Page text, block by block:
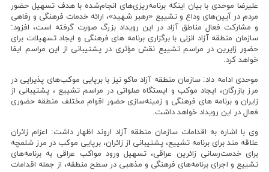
علیرضا موحدی با بیان اینکه برنامه‌ریزی‌های انجام‌شده با هدف تسهیل حضور
مردم در آیین‌های وداع و تشییع «رهبر شهید»، ارائه خدمات فرهنگی و رفاهی
و مشارکت فعال مناطق آزاد در این رویداد بزرگ صورت گرفته است، افزود:
سازمان منطقه آزاد انزلی با برگزاری برنامه های فرهنگی و ایجاد تسهیلات برای
حضور زایرین در مراسم تشییع نقش مؤثری در پشتیبانی از این مراسم ایفا
خواهد کرد.
موحدی ادامه داد: سازمان منطقه آزاد ماکو نیز با برپایی موکب‌های پذیرایی در
مرز بازرگان، ایجاد موکب و ایستگاه صلواتی در مراسم تشییع ، پشتیبانی از
زایران و برنامه های فرهنگی و زمینه‌سازی حضور اقوام مختلف منطقه حضوری
فعال در این رویداد خواهد داشت.
وی با اشاره به اقدامات سازمان منطقه آزاد اروند اظهار داشت: اعزام زائران
علاقه مند برای برنامه تشییع، پشتیبانی از زائران، برپایی موکب در مرز شلمچه
برای خدمت‌رسانی زائرین عراقی، تسهیل ورود مواکب عراقی به برنامه‌های
تشییع و اجرای برنامه‌های فرهنگی و مذهبی در سطح منطقه، از جمله اقدامات